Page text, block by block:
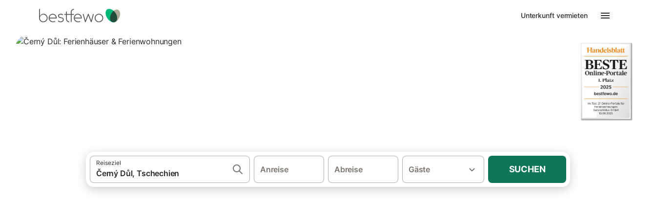
Unterkunft vermieten
Reiseziel
Anreise Abreise Gäste SUCHEN